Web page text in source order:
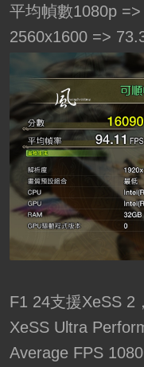
平均幀數1080p =>
2560x1600 =>
F1 24支援XeSS 2
XeSS Ultra
Average FPS